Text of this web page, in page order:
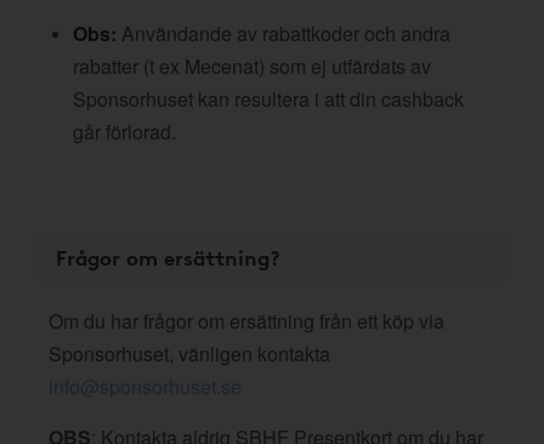
Obs: Användande av rabattkoder och andra
rabatter (t ex Mecenat) som ej utfärdats av
Sponsorhuset kan resultera i att din cashback
går förlorad.
Frågor om ersättning?
Om du har frågor om ersättning från ett köp via
Sponsorhuset, vänligen kontakta
info@sponsorhuset.se
OBS: Kontakta aldrig SBHF Presentkort om du har